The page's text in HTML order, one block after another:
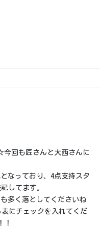
回も匠さんと大西さんに
なっており、4点支持スタ
してます。
多く落としてくださいね
にチェックを入れてくだ
！